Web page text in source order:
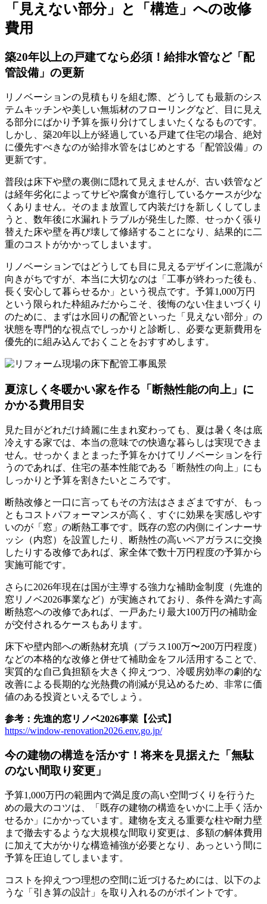
「見えない部分」と「構造」への改修
費用
築20年以上の戸建てなら必須！給排水管など「配
管設備」の更新
リノベーションの見積もりを組む際、どうしても最新のシス
テムキッチンや美しい無垢材のフローリングなど、目に見え
る部分にばかり予算を振り分けてしまいたくなるものです。
しかし、築20年以上が経過している戸建て住宅の場合、絶対
に優先すべきなのが給排水管をはじめとする「配管設備」の
更新です。
普段は床下や壁の裏側に隠れて見えませんが、古い鉄管など
は経年劣化によってサビや腐食が進行しているケースが少な
くありません。そのまま放置して内装だけを新しくしてしま
うと、数年後に水漏れトラブルが発生した際、せっかく張り
替えた床や壁を再び壊して修繕することになり、結果的に二
重のコストがかかってしまいます。
リノベーションではどうしても目に見えるデザインに意識が
向きがちですが、本当に大切なのは「工事が終わった後も、
長く安心して暮らせるか」という視点です。予算1,000万円
という限られた枠組みだからこそ、後悔のない住まいづくり
のために、まずは水回りの配管といった「見えない部分」の
状態を専門的な視点でしっかりと診断し、必要な更新費用を
優先的に組み込んでおくことをおすすめします。
夏涼しく冬暖かい家を作る「断熱性能の向上」に
かかる費用目安
見た目がどれだけ綺麗に生まれ変わっても、夏は暑く冬は底
冷えする家では、本当の意味での快適な暮らしは実現できま
せん。せっかくまとまった予算をかけてリノベーションを行
うのであれば、住宅の基本性能である「断熱性の向上」にも
しっかりと予算を割きたいところです。
断熱改修と一口に言ってもその方法はさまざまですが、もっ
ともコストパフォーマンスが高く、すぐに効果を実感しやす
いのが「窓」の断熱工事です。既存の窓の内側にインナーサ
ッシ（内窓）を設置したり、断熱性の高いペアガラスに交換
したりする改修であれば、家全体で数十万円程度の予算から
実施可能です。
さらに2026年現在は国が主導する強力な補助金制度（先進的
窓リノベ2026事業など）が実施されており、条件を満たす高
断熱窓への改修であれば、一戸あたり最大100万円の補助金
が交付されるケースもあります。
床下や壁内部への断熱材充填（プラス100万〜200万円程度）
などの本格的な改修と併せて補助金をフル活用することで、
実質的な自己負担額を大きく抑えつつ、冷暖房効率の劇的な
改善による長期的な光熱費の削減が見込めるため、非常に価
値のある投資といえるでしょう。
参考：先進的窓リノベ2026事業【公式】
https://window-renovation2026.env.go.jp/
今の建物の構造を活かす！将来を見据えた「無駄
のない間取り変更」
予算1,000万円の範囲内で満足度の高い空間づくりを行うた
めの最大のコツは、「既存の建物の構造をいかに上手く活か
せるか」にかかっています。建物を支える重要な柱や耐力壁
まで撤去するような大規模な間取り変更は、多額の解体費用
に加えて大がかりな構造補強が必要となり、あっという間に
予算を圧迫してしまいます。
コストを抑えつつ理想の空間に近づけるためには、以下のよ
うな「引き算の設計」を取り入れるのがポイントです。